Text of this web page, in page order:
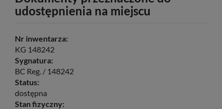
udostępnienia na miejscu
Nr inwentarza:
KG 148242
Sygnatura:
BC Reg. / 148242
Status:
dostępna
Stan fizyczny: